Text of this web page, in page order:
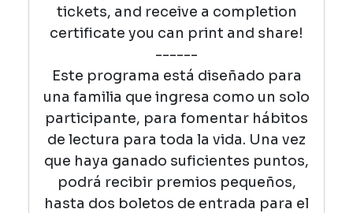
tickets, and receive a completion
certificate you can print and share!
------
Este programa está diseñado para
una familia que ingresa como un solo
participante, para fomentar hábitos
de lectura para toda la vida. Una vez
que haya ganado suficientes puntos,
podrá recibir premios pequeños,
hasta dos boletos de entrada para el